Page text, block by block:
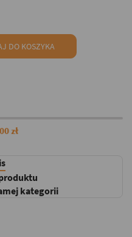
DO KOSZYKA
zł
kategorii